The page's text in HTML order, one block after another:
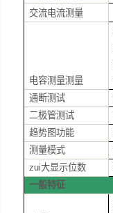
交流电流测量
电容测量测量
通断测试
二极管测试
趋势图功能
测量模式
zui大显示位数
一般特征